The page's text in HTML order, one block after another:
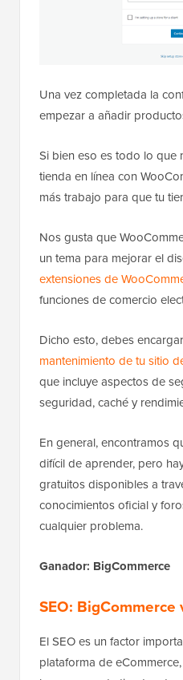
Una vez completada la
empezar a añadir
Si bien eso es todo lo que
tienda en línea con
más trabajo para que tu
Nos gusta que
un tema para mejorar el
extensiones de
funciones de comercio
Dicho esto, debes
mantenimiento de tu sitio
que incluye aspectos de
seguridad, caché y
En general, encontramos
difícil de aprender, pero
gratuitos disponibles a
conocimientos oficial y
cualquier problema.
Ganador: BigCommerce
SEO: BigCommerce
El SEO es un factor
plataforma de